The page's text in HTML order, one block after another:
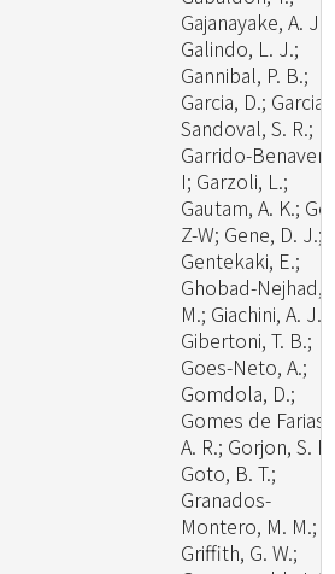
Gajanayake, A. J.;
Galindo, L. J.;
Gannibal, P. B.;
Garcia, D.; Garcia-
Sandoval, S. R.;
Garrido-
I; Garzoli, L.;
Gautam, A. K.; Ge,
Z-W; Gene, D. J.;
Gentekaki, E.;
Ghobad-Nejhad,
M.; Giachini, A. J.;
Gibertoni, T. B.;
Goes-Neto, A.;
Gomdola, D.;
Gomes de Farias,
A. R.; Gorjon, S.
Goto, B. T.;
Granados-
Montero, M. M.;
Griffith, G. W.;